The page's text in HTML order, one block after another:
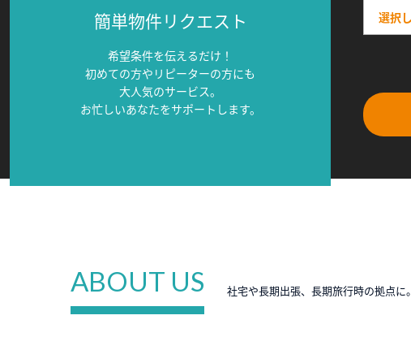
簡単物件リクエスト
希望条件を伝えるだけ！
初めての方やリピーターの方にも
大人気のサービス。
お忙しいあなたをサポートします。
ABOUT US 社宅や長期出張、長期旅行時の拠点に。